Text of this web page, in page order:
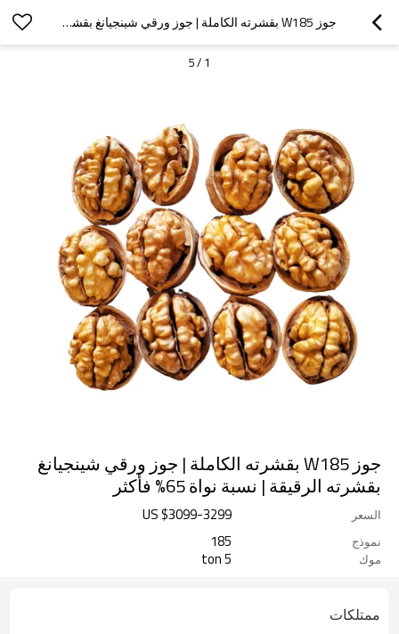
جوز W185 بقشرته الكاملة | جوز ورقي شينجيانغ بقشرته الرقيقة | نسبة نواة 65% فأكثر
1
/
5
جوز W185 بقشرته الكاملة | جوز ورقي شينجيانغ
بقشرته الرقيقة | نسبة نواة 65% فأكثر
السعر US $3099-3299
نموذج 185
موك 5 ton
ممتلكات